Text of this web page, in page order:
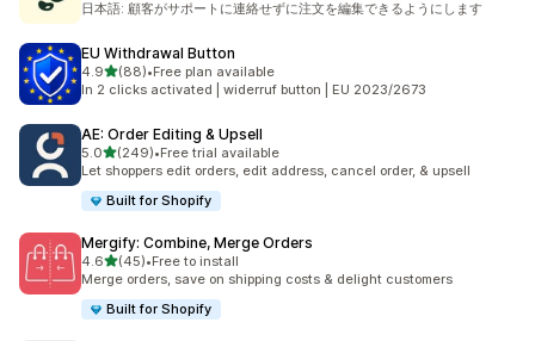
日本語: 顧客がサポートに連絡せずに注文を編集できるようにします
EU Withdrawal Button
4.95つ星中
(88)
合計レビュー数：88件
•Free plan available
In 2 clicks activated | widerruf button | EU 2023/2673
AE: Order Editing & Upsell
5.05つ星中
(249)
合計レビュー数：249件
•Free trial available
Let shoppers edit orders, edit address, cancel order, & upsell
Built for Shopify
Mergify: Combine, Merge Orders
4.65つ星中
(45)
合計レビュー数：45件
•Free to install
Merge orders, save on shipping costs & delight customers
Built for Shopify